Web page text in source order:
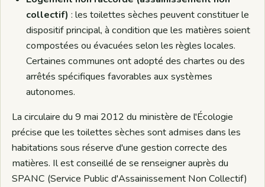
collectif) : les toilettes sèches peuvent constituer le
dispositif principal, à condition que les matières soient
compostées ou évacuées selon les règles locales.
Certaines communes ont adopté des chartes ou des
arrêtés spécifiques favorables aux systèmes
autonomes.
La circulaire du 9 mai 2012 du ministère de l'Écologie
précise que les toilettes sèches sont admises dans les
habitations sous réserve d'une gestion correcte des
matières. Il est conseillé de se renseigner auprès du
SPANC (Service Public d'Assainissement Non Collectif)